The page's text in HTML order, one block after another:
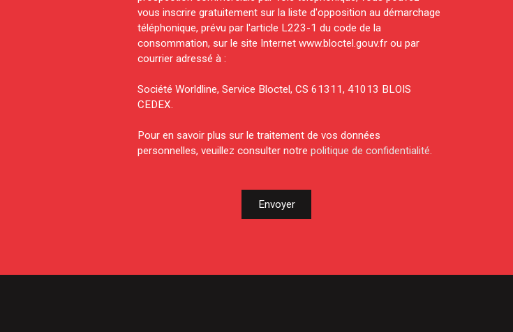
vous inscrire gratuitement sur la liste d'opposition au démarchage
téléphonique, prévu par l'article L223-1 du code de la
consommation, sur le site Internet www.bloctel.gouv.fr ou par
courrier adressé à :
Société Worldline, Service Bloctel, CS 61311, 41013 BLOIS
CEDEX.
Pour en savoir plus sur le traitement de vos données
personnelles, veuillez consulter notre politique de confidentialité.
Envoyer